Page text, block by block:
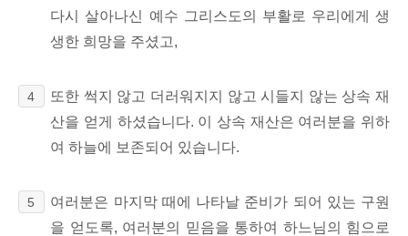
다시 살아나신 예수 그리스도의 부활로 우리에게 생
생한 희망을 주셨고,
4
또한 썩지 않고 더러워지지 않고 시들지 않는 상속 재
산을 얻게 하셨습니다. 이 상속 재산은 여러분을 위하
여 하늘에 보존되어 있습니다.
5
여러분은 마지막 때에 나타날 준비가 되어 있는 구원
을 얻도록, 여러분의 믿음을 통하여 하느님의 힘으로